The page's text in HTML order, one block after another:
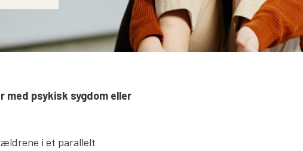
med psykisk sygdom eller
i et parallelt